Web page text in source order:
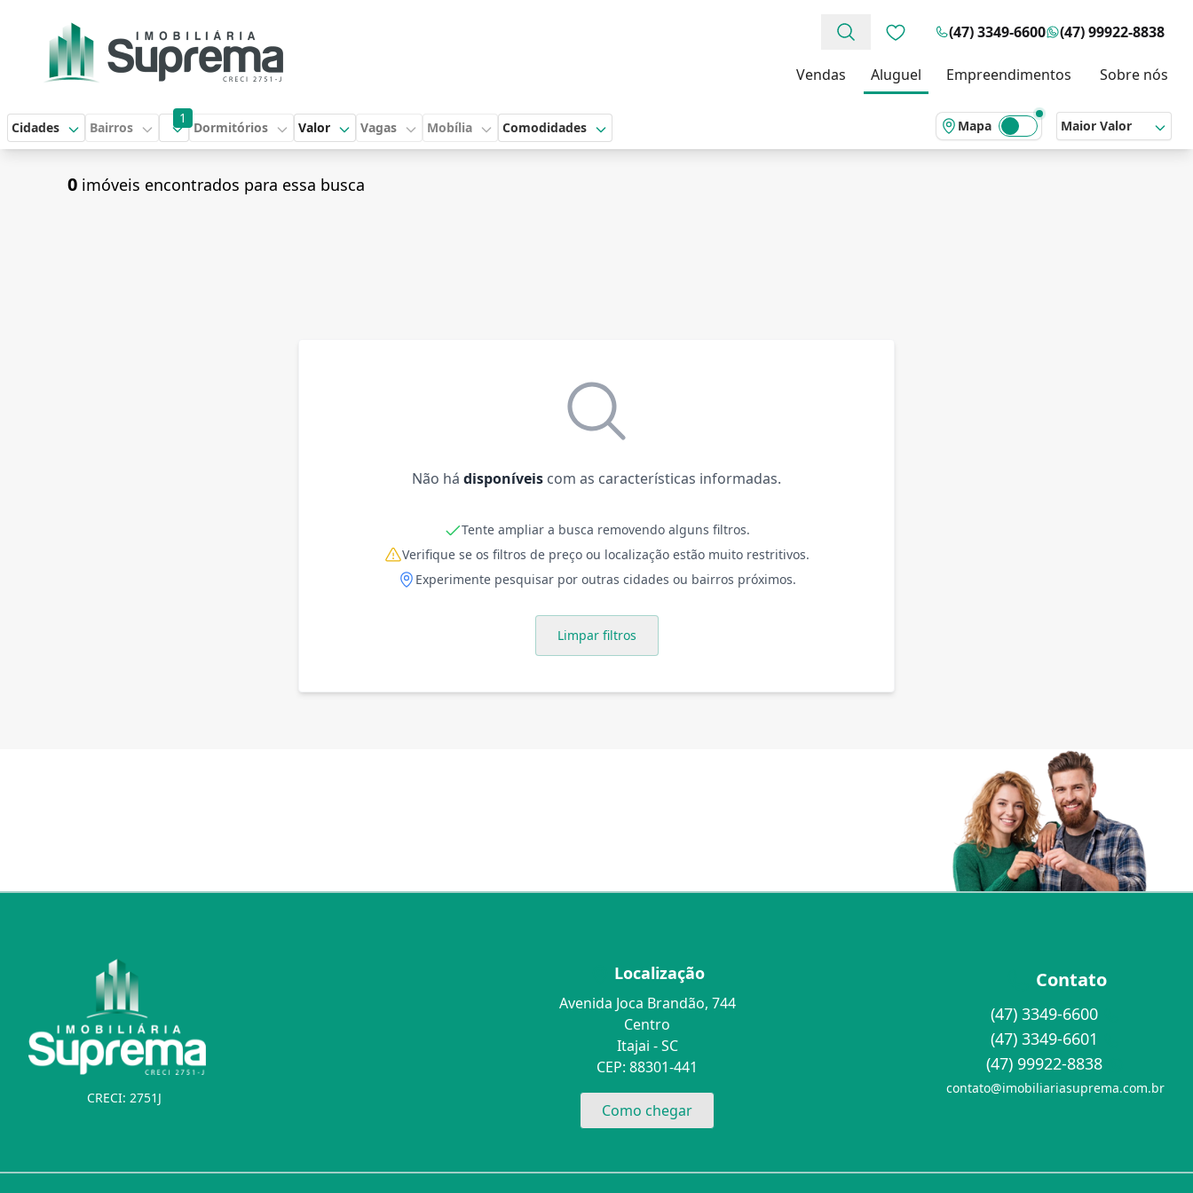
Favoritos (0 itens)
(47) 3349-6600 (47) 99922-8838
Vendas Aluguel Empreendimentos Sobre nós
Cidades Bairros
1
Dormitórios Valor Vagas Mobília Comodidades Mapa Maior Valor
0 imóveis encontrados para essa busca
Não há disponíveis com as características informadas.
Tente ampliar a busca removendo alguns filtros.
Verifique se os filtros de preço ou localização estão muito restritivos.
Experimente pesquisar por outras cidades ou bairros próximos.
Limpar filtros
CRECI: 2751J
Localização
Avenida Joca Brandão, 744
Centro
Itajai - SC
CEP: 88301-441
Como chegar
Contato
(47) 3349-6600
(47) 3349-6601
(47) 99922-8838
contato@imobiliariasuprema.com.br